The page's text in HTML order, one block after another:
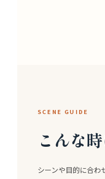
SCENE GUIDE
こんな
シーンや目的に合わ